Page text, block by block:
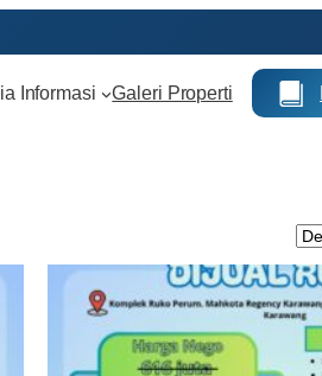
Informasi Galeri Properti